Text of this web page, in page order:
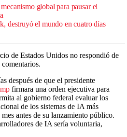
global para pausar el
destruyó el mundo en cuatro días
de Estados Unidos no respondió de
después de que el presidente
firmara una orden ejecutiva para
al gobierno federal evaluar los
de los sistemas de IA más
antes de su lanzamiento público.
de IA sería voluntaria,